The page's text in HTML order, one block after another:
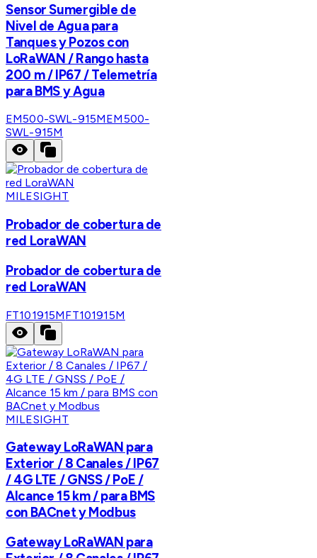
Sensor Sumergible de
Nivel de Agua para
Tanques y Pozos con
LoRaWAN / Rango hasta
200 m / IP67 / Telemetría
para BMS y Agua
EM500-SWL-915MEM500-
SWL-915M
MILESIGHT
Probador de cobertura de
red LoraWAN
Probador de cobertura de
red LoraWAN
FT101915MFT101915M
MILESIGHT
Gateway LoRaWAN para
Exterior / 8 Canales / IP67
/ 4G LTE / GNSS / PoE /
Alcance 15 km / para BMS
con BACnet y Modbus
Gateway LoRaWAN para